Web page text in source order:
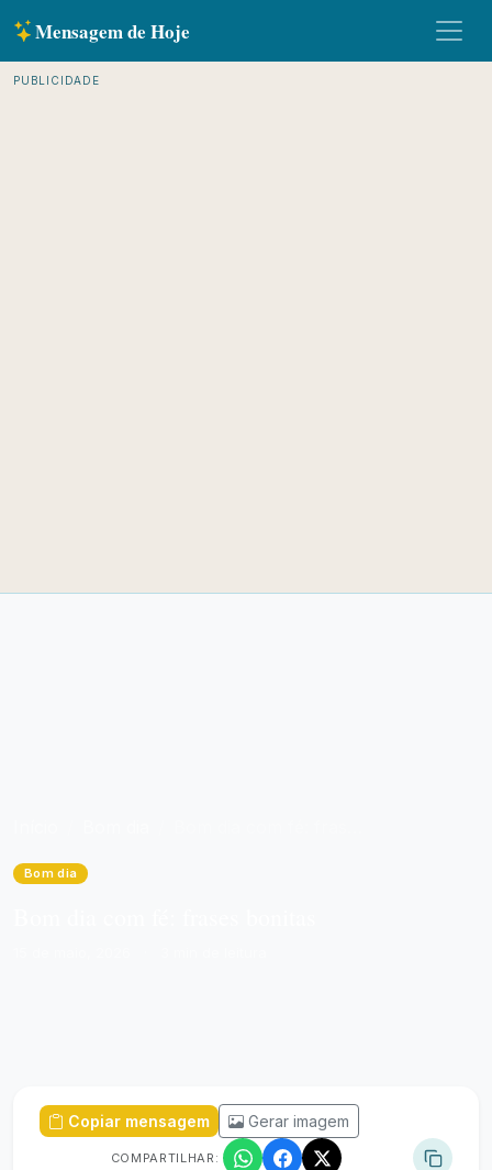
Mensagem de Hoje
PUBLICIDADE
Bom dia
Copiar mensagem Gerar imagem
COMPARTILHAR: